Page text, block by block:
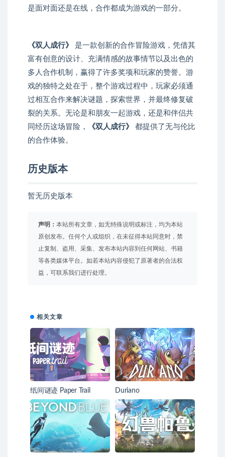
是面对面还是在线，合作都成为游戏的一部分。
《双人成行》
是一款创新的合作冒险游戏，凭借其
富有创意的设计、充满情感的故事情节以及出色的
多人合作机制，赢得了许多奖项和玩家的赞誉。游
戏的独特之处在于，整个游戏过程中，玩家必须通
过相互合作来解决谜题，探索世界，并最终修复破
裂的关系。无论是和朋友一起游戏，还是和伴侣共
同经历这场冒险，
《双人成行》
都提供了无与伦比
的合作体验。
历史版本
暂无历史版本
声明： 本站所有文章，如无特殊说明或标注，均为本站
原创发布。任何个人或组织，在未征得本站同意时，禁
止复制、盗用、采集、发布本站内容到任何网站、书籍
等各类媒体平台。如若本站内容侵犯了原著者的合法权
益，可联系我们进行处理。
相关文章
纸间谜迹 Paper Trail Duriano